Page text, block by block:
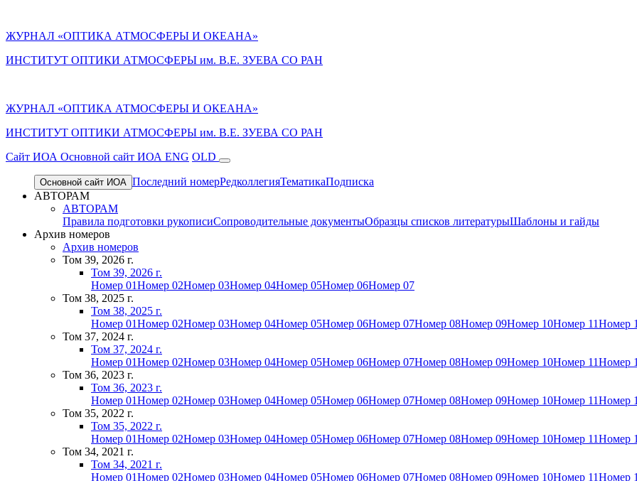
ЖУРНАЛ «ОПТИКА АТМОСФЕРЫ И ОКЕАНА»
ИНСТИТУТ ОПТИКИ АТМОСФЕРЫ им. В.Е. ЗУЕВА СО РАН
ЖУРНАЛ «ОПТИКА АТМОСФЕРЫ И ОКЕАНА»
ИНСТИТУТ ОПТИКИ АТМОСФЕРЫ им. В.Е. ЗУЕВА СО РАН
Cайт ИОА Основной сайт ИОА ENG OLD
Основной сайт ИОА Последний номерРедколлегияТематикаПодписка
АВТОРАМ
АВТОРАМ
Правила подготовки рукописиСопроводительные документыОбразцы списков литературыШаблоны и гайды
Архив номеров
Архив номеров
Том 39, 2026 г.
Том 39, 2026 г.
Номер 01Номер 02Номер 03Номер 04Номер 05Номер 06Номер 07
Том 38, 2025 г.
Том 38, 2025 г.
Номер 01Номер 02Номер 03Номер 04Номер 05Номер 06Номер 07Номер 08Номер 09Номер 10Номер 11Номер
Том 37, 2024 г.
Том 37, 2024 г.
Номер 01Номер 02Номер 03Номер 04Номер 05Номер 06Номер 07Номер 08Номер 09Номер 10Номер 11Номер
Том 36, 2023 г.
Том 36, 2023 г.
Номер 01Номер 02Номер 03Номер 04Номер 05Номер 06Номер 07Номер 08Номер 09Номер 10Номер 11Номер
Том 35, 2022 г.
Том 35, 2022 г.
Номер 01Номер 02Номер 03Номер 04Номер 05Номер 06Номер 07Номер 08Номер 09Номер 10Номер 11Номер
Том 34, 2021 г.
Том 34, 2021 г.
Номер 01Номер 02Номер 03Номер 04Номер 05Номер 06Номер 07Номер 08Номер 09Номер 10Номер 11Номер